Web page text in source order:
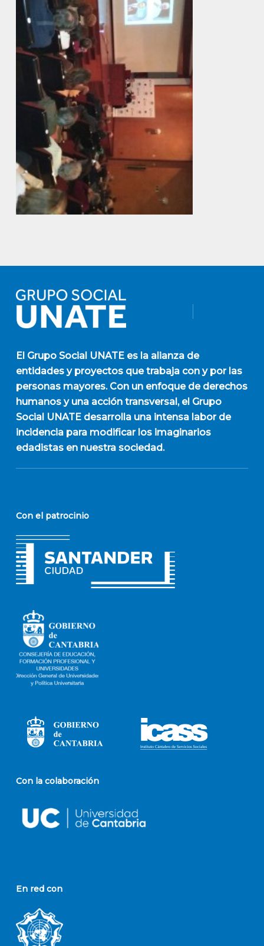
El Grupo Social UNATEes la alianza de
entidades y proyectos que trabaja con y por las
personas mayores. Con un enfoque de derechos
humanos y una acción transversal, el Grupo
Social UNATE desarrolla una intensa labor de
incidencia para modificar los imaginarios
edadistas en nuestra sociedad.
Con el patrocinio
Con la colaboración
En red con